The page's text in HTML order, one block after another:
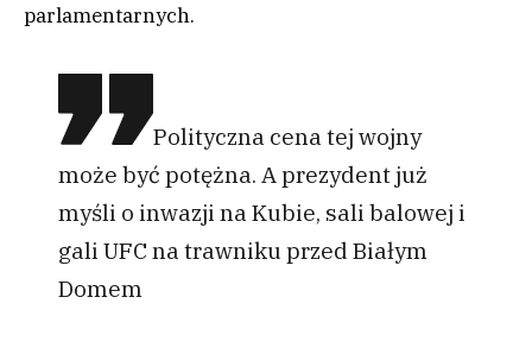
parlamentarnych.
Polityczna cena tej wojny
może być potężna. A prezydent już
myśli o inwazji na Kubie, sali balowej i
gali UFC na trawniku przed Białym
Domem